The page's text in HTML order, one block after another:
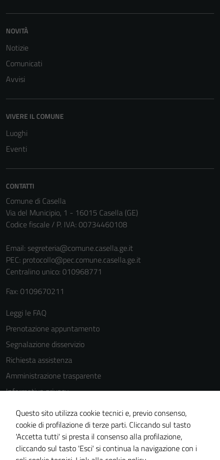
NOVITÀ
Notizie
Comunicati
Avvisi
VIVERE IL COMUNE
Luoghi
Eventi
CONTATTI
Comune di Casella
Via del Municipio, 1 - 16015 Casella (GE)
Codice fiscale / P. IVA: 00734460108
Email: segreteria@comune.casella.ge.it
PEC: protocollo@pec.comune.casella.ge.it
Centralino unico: 010968771
Fax: 0109670211
Leggi le FAQ
Prenotazione appuntamento
Segnalazione disservizio
Richiesta assistenza
Amministrazione trasparente
Informativa privacy
Cookie Policy
Note legali
Dichiarazione di accessibilità
Piano di miglioramento del sito
Questo sito utilizza cookie tecnici e, previo consenso,
cookie di profilazione di terze parti. Cliccando sul tasto
'Accetta tutti' si presta il consenso alla profilazione,
cliccando sul tasto 'Esci' si continua la navigazione con i
per il
servizi esterni
(si veda la
estesa per i
dettagli) e
navigazione e
delle
funzionalità
del sito.